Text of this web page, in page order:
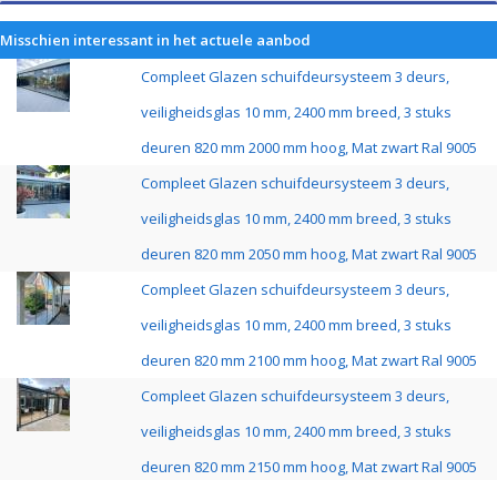
Misschien interessant in het actuele aanbod
Compleet Glazen schuifdeursysteem 3 deurs,
veiligheidsglas 10 mm, 2400 mm breed, 3 stuks
deuren 820 mm 2000 mm hoog, Mat zwart Ral 9005
Compleet Glazen schuifdeursysteem 3 deurs,
veiligheidsglas 10 mm, 2400 mm breed, 3 stuks
deuren 820 mm 2050 mm hoog, Mat zwart Ral 9005
Compleet Glazen schuifdeursysteem 3 deurs,
veiligheidsglas 10 mm, 2400 mm breed, 3 stuks
deuren 820 mm 2100 mm hoog, Mat zwart Ral 9005
Compleet Glazen schuifdeursysteem 3 deurs,
veiligheidsglas 10 mm, 2400 mm breed, 3 stuks
deuren 820 mm 2150 mm hoog, Mat zwart Ral 9005